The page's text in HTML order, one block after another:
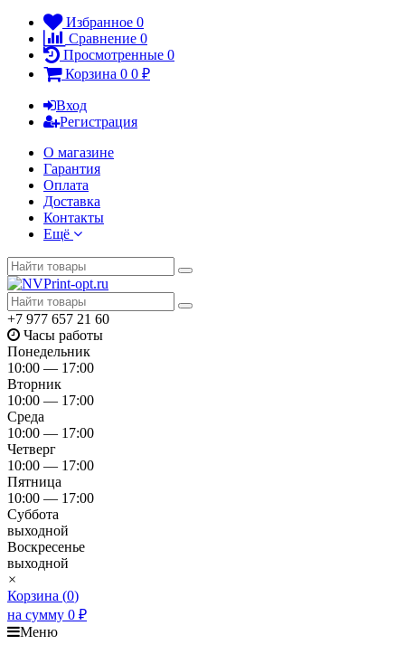
Избранное 0
Сравнение 0
Просмотренные 0
Корзина 0 0 ₽
Вход
Регистрация
О магазине
Гарантия
Оплата
Доставка
Контакты
Ещё
+7 977 657 21 60
Часы работы
Понедельник
10:00 — 17:00
Вторник
10:00 — 17:00
Среда
10:00 — 17:00
Четверг
10:00 — 17:00
Пятница
10:00 — 17:00
Суббота
выходной
Воскресенье
выходной
×
Корзина (0)
на сумму 0 ₽
Меню